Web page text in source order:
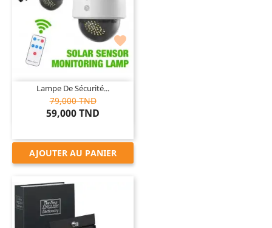

Lampe De Sécurité...
79,000 TND
59,000 TND
AJOUTER AU PANIER